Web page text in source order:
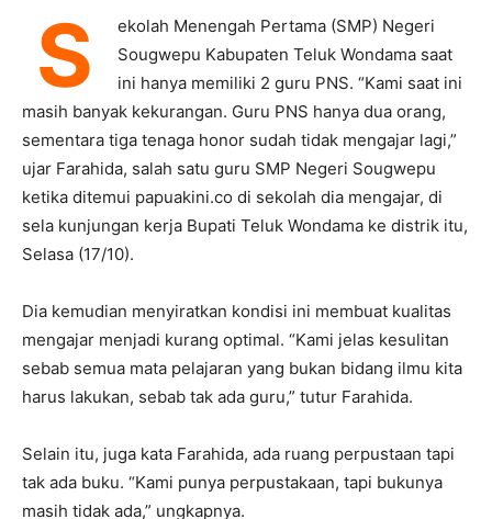
S
ekolah Menengah Pertama (SMP) Negeri
Sougwepu Kabupaten Teluk Wondama saat
ini hanya memiliki 2 guru PNS. “Kami saat ini
masih banyak kekurangan. Guru PNS hanya dua orang,
sementara tiga tenaga honor sudah tidak mengajar lagi,”
ujar Farahida, salah satu guru SMP Negeri Sougwepu
ketika ditemui papuakini.co di sekolah dia mengajar, di
sela kunjungan kerja Bupati Teluk Wondama ke distrik itu,
Selasa (17/10).
Dia kemudian menyiratkan kondisi ini membuat kualitas
mengajar menjadi kurang optimal. “Kami jelas kesulitan
sebab semua mata pelajaran yang bukan bidang ilmu kita
harus lakukan, sebab tak ada guru,” tutur Farahida.
Selain itu, juga kata Farahida, ada ruang perpustaan tapi
tak ada buku. “Kami punya perpustakaan, tapi bukunya
masih tidak ada,” ungkapnya.